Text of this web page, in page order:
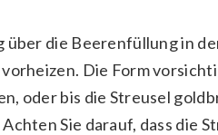
über die Beerenfüllung in
Die Form
oder bis die Streusel
Sie darauf, dass die